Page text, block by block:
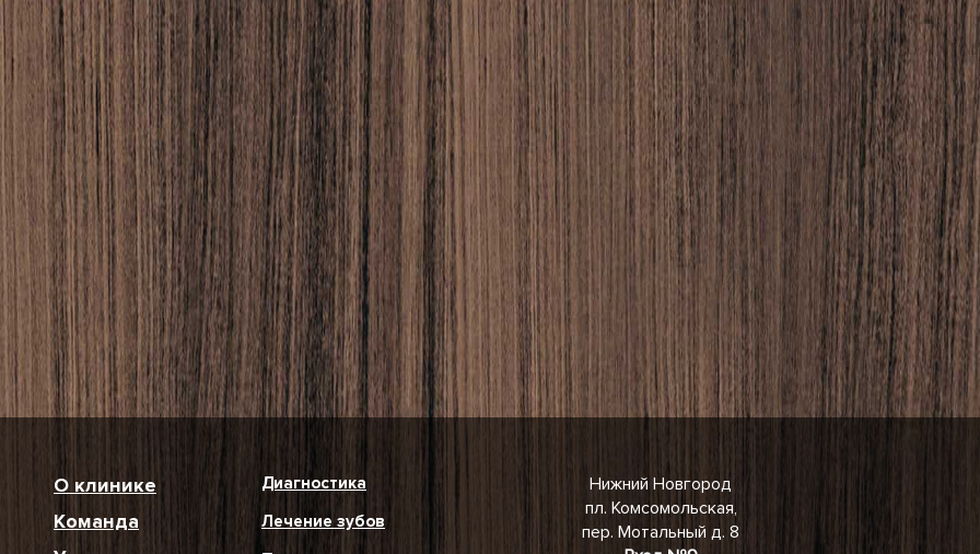
О клинике
Команда
Диагностика
Лечение зубов
Нижний Новгород
пл. Комсомольская,
пер. Мотальный д. 8